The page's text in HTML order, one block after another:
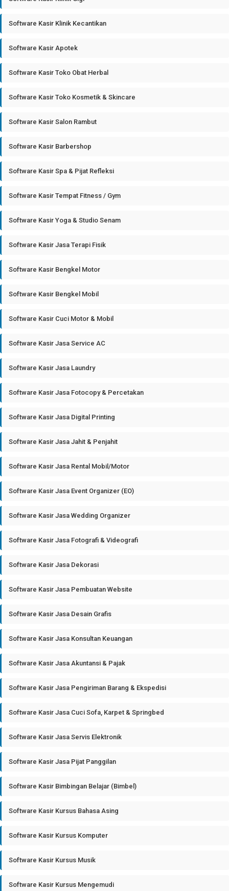
Software Kasir Klinik Kecantikan
Software Kasir Apotek
Software Kasir Toko Obat Herbal
Software Kasir Toko Kosmetik & Skincare
Software Kasir Salon Rambut
Software Kasir Barbershop
Software Kasir Spa & Pijat Refleksi
Software Kasir Tempat Fitness / Gym
Software Kasir Yoga & Studio Senam
Software Kasir Jasa Terapi Fisik
Software Kasir Bengkel Motor
Software Kasir Bengkel Mobil
Software Kasir Cuci Motor & Mobil
Software Kasir Jasa Service AC
Software Kasir Jasa Laundry
Software Kasir Jasa Fotocopy & Percetakan
Software Kasir Jasa Digital Printing
Software Kasir Jasa Jahit & Penjahit
Software Kasir Jasa Rental Mobil/Motor
Software Kasir Jasa Event Organizer (EO)
Software Kasir Jasa Wedding Organizer
Software Kasir Jasa Fotografi & Videografi
Software Kasir Jasa Dekorasi
Software Kasir Jasa Pembuatan Website
Software Kasir Jasa Desain Grafis
Software Kasir Jasa Konsultan Keuangan
Software Kasir Jasa Akuntansi & Pajak
Software Kasir Jasa Pengiriman Barang & Ekspedisi
Software Kasir Jasa Cuci Sofa, Karpet & Springbed
Software Kasir Jasa Servis Elektronik
Software Kasir Jasa Pijat Panggilan
Software Kasir Bimbingan Belajar (Bimbel)
Software Kasir Kursus Bahasa Asing
Software Kasir Kursus Komputer
Software Kasir Kursus Musik
Software Kasir Kursus Mengemudi